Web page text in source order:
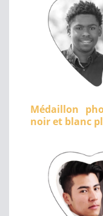
Médaillon
noir et blanc